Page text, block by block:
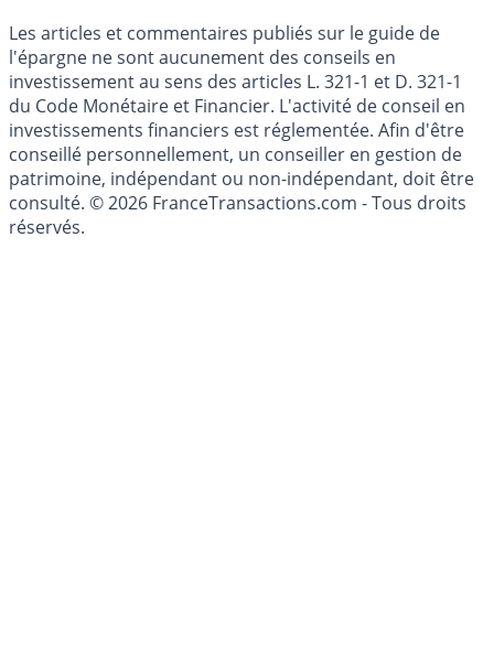
Cookies
Les articles et commentaires publiés sur le guide de
l'épargne ne sont aucunement des conseils en
investissement au sens des articles L. 321-1 et D. 321-1
du Code Monétaire et Financier. L'activité de conseil en
investissements financiers est réglementée. Afin d'être
conseillé personnellement, un conseiller en gestion de
patrimoine, indépendant ou non-indépendant, doit être